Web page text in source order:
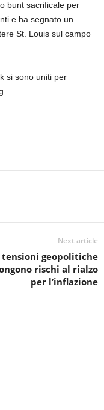
bunt sacrificale per
e ha segnato un
St. Louis sul campo
si sono uniti per
Next article
tensioni geopolitiche
rischi al rialzo
per l’inflazione